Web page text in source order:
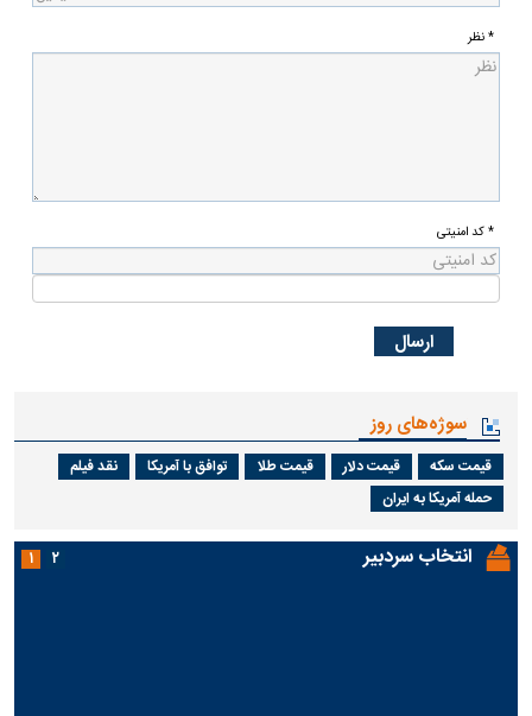
* نظر
* کد امنیتی
سوژه‌های روز
قیمت سکه قیمت دلار قیمت طلا توافق با آمریکا
نقد فیلم
حمله آمریکا به ایران
انتخاب سردبیر ۱ ۲